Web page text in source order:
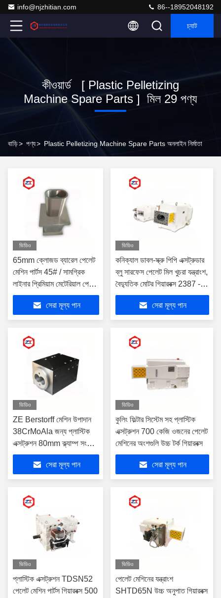
info@njzhitian.com 86--18952048192
চ্যাট
কীওয়ার্ড [ Plastic Pelletizing
Machine Spare Parts ] মিল 29 পণ্য
বাড়ি> পণ্য> Plastic Pelletizing Machine Spare Parts অনলাইন নির্মাতা
ভিডিও
65mm ক্লোজড ব্যারেল পেলেট
মেশিন পার্টস 45# / সামগ্রিক
লাইনার প্রিমিয়াম মেটেরিয়াল পেলেট
মিল স্পেয়ার পার্ট
সেরা মূল্য পান
ভিডিও
কনিক্যাল ডাবল-স্ক্রু পিপি এক্সট্রুডার
ব্লু সারফেস পেলেট মিল খুচরা যন্ত্রাংশ,
বৈদ্যুতিক মোটর গিয়ারবক্স 2387 -
2685N.M টর্ক
সেরা মূল্য পান
ভিডিও
ZE Berstorff মেশিন উপাদান
38CrMoAla জন্য প্লাস্টিক
এক্সট্রুশন 80mm ক্ল্যাম্প সংযোগ
পেলেট মেশিন পার্টস স্ক্রু ব্যারেল
সেরা মূল্য পান
ভিডিও
কুলিং ফিল্টার সিস্টেম সহ প্লাস্টিক
এক্সট্রুশন 700 কেজি ওজনের পেলেট
মেশিনের অংশগুলি উচ্চ টর্ক গিয়ারবক্স
সেরা মূল্য পান
ভিডিও
প্লাস্টিক এক্সট্রুশন TDSN52
পেলেট মেশিন পার্টস গিয়ারবক্স 500
ভিডিও
পেলেট মেশিনের যন্ত্রাংশ
SHTD65N উচ্চ অনুপাত গিয়ারবক্স